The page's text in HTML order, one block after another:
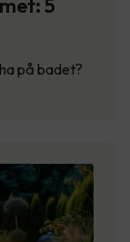
5
på badet?